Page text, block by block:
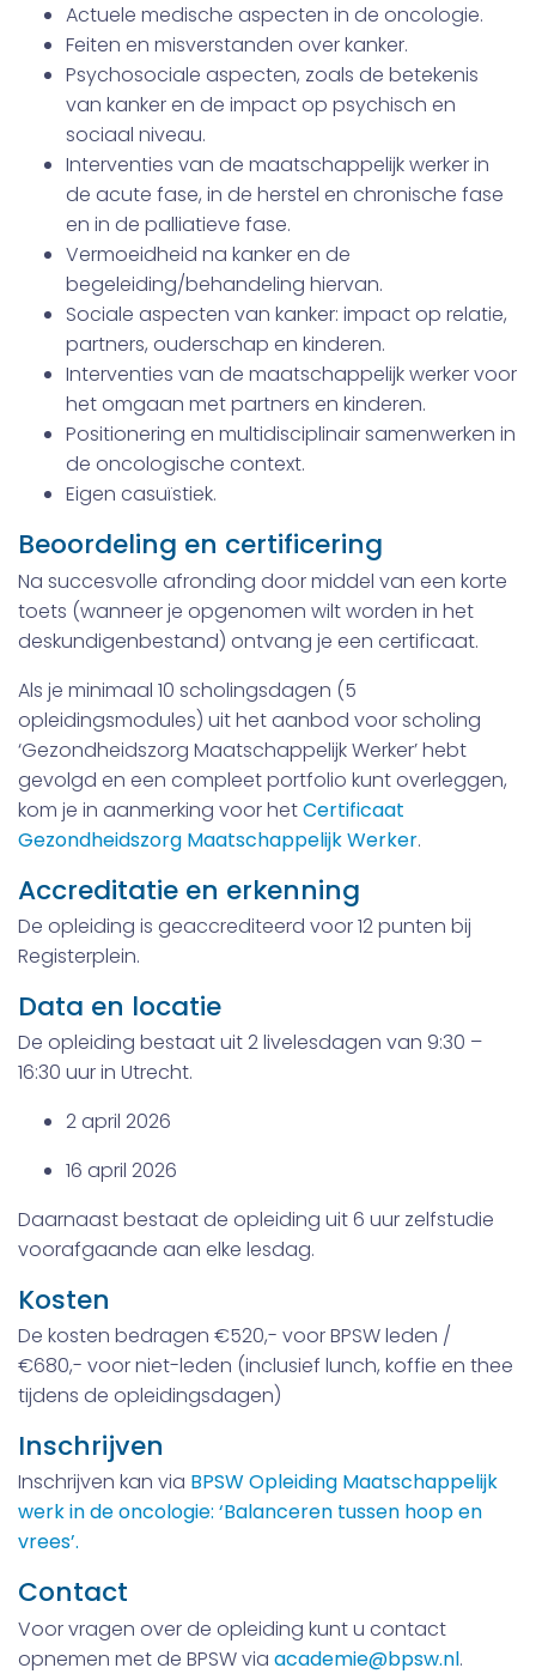
Actuele medische aspecten in de oncologie.
Feiten en misverstanden over kanker.
Psychosociale aspecten, zoals de betekenis
van kanker en de impact op psychisch en
sociaal niveau.
Interventies van de maatschappelijk werker in
de acute fase, in de herstel en chronische fase
en in de palliatieve fase.
Vermoeidheid na kanker en de
begeleiding/behandeling hiervan.
Sociale aspecten van kanker: impact op relatie,
partners, ouderschap en kinderen.
Interventies van de maatschappelijk werker voor
het omgaan met partners en kinderen.
Positionering en multidisciplinair samenwerken in
de oncologische context.
Eigen casuïstiek.
Beoordeling en certificering
Na succesvolle afronding door middel van een korte
toets (wanneer je opgenomen wilt worden in het
deskundigenbestand) ontvang je een certificaat.
Als je minimaal 10 scholingsdagen (5
opleidingsmodules) uit het aanbod voor scholing
‘Gezondheidszorg Maatschappelijk Werker’ hebt
gevolgd en een compleet portfolio kunt overleggen,
kom je in aanmerking voor hetCertificaat
Gezondheidszorg Maatschappelijk Werker.
Accreditatie en erkenning
De opleiding is geaccrediteerd voor 12 punten bij
Registerplein.
Data en locatie
De opleiding bestaat uit 2 livelesdagen van 9:30 –
16:30 uur in Utrecht.
2 april 2026
16 april 2026
Daarnaast bestaat de opleiding uit 6 uur zelfstudie
voorafgaande aan elke lesdag.
Kosten
De kosten bedragen €520,- voor BPSW leden /
€680,- voor niet-leden (inclusief lunch, koffie en thee
tijdens de opleidingsdagen)
Inschrijven
Inschrijven kan via BPSW Opleiding Maatschappelijk
werk in de oncologie: ‘Balanceren tussen hoop en
vrees’.
Contact
Voor vragen over de opleiding kunt u contact
opnemen met de BPSW via academie@bpsw.nl.